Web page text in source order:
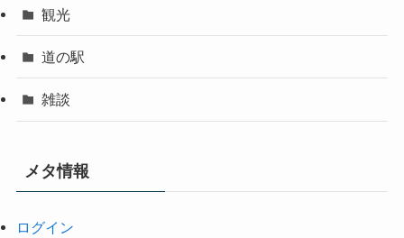
観光
道の駅
雑談
メタ情報
ログイン